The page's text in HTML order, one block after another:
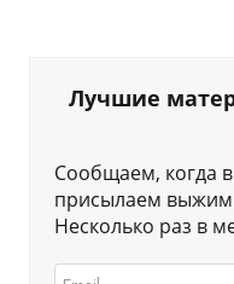
Лучшие
Сообщаем, когда
присылаем
Несколько раз в